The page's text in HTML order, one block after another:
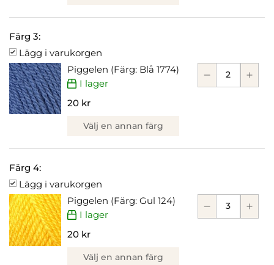
Färg 3:
Lägg i varukorgen
Piggelen (Färg: Blå 1774)
I lager
20 kr
Välj en annan färg
Färg 4:
Lägg i varukorgen
Piggelen (Färg: Gul 124)
I lager
20 kr
Välj en annan färg